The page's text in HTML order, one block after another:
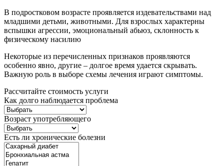
В подростковом возрасте проявляется издевательствами над
младшими детьми, животными. Для взрослых характерны
вспышки агрессии, эмоциональный абьюз, склонность к
физическому насилию
Некоторые из перечисленных признаков проявляются
особенно явно, другие – долгое время удается скрывать.
Важную роль в выборе схемы лечения играют симптомы.
Рассчитайте стоимость услуги
Как долго наблюдается проблема
Возраст употребляющего
Есть ли хронические болезни